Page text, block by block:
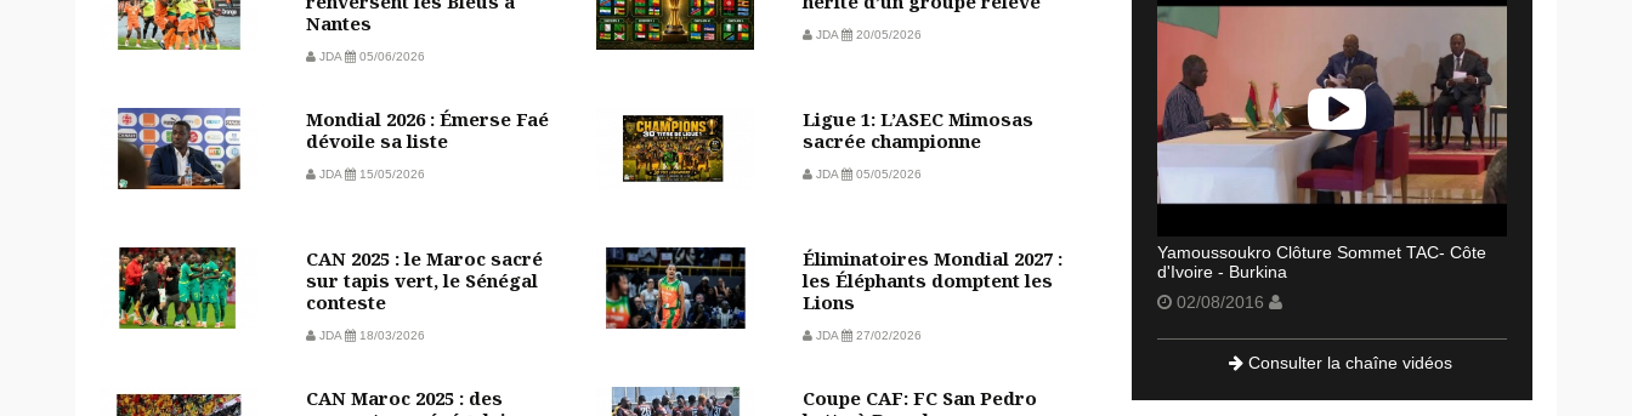
Nantes
JDA 05/06/2026
JDA 20/05/2026
Mondial 2026 : Émerse Faé
dévoile sa liste
JDA 15/05/2026
Ligue 1: L’ASEC Mimosas
sacrée championne
JDA 05/05/2026
CAN 2025 : le Maroc sacré
sur tapis vert, le Sénégal
conteste
JDA 18/03/2026
Éliminatoires Mondial 2027 :
les Éléphants domptent les
Lions
JDA 27/02/2026
CAN Maroc 2025 : des
Coupe CAF: FC San Pedro
Yamoussoukro Clôture Sommet TAC- Côte
d'Ivoire - Burkina
02/08/2016
Consulter la chaîne vidéos